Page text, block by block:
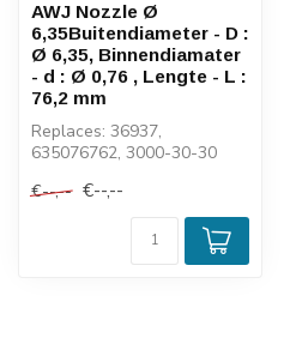
AWJ Nozzle Ø
6,35Buitendiameter - D :
Ø 6,35, Binnendiamater
- d : Ø 0,76 , Lengte - L :
76,2 mm
Replaces: 36937,
635076762, 3000-30-30
€--,-- €--,--